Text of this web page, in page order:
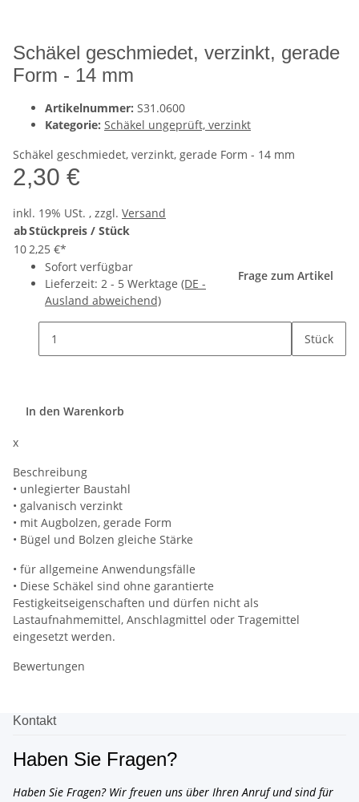
Schäkel geschmiedet, verzinkt, gerade
Form - 14 mm
Artikelnummer: S31.0600
Kategorie: Schäkel ungeprüft, verzinkt
Schäkel geschmiedet, verzinkt, gerade Form - 14 mm
2,30 €
inkl. 19% USt. , zzgl. Versand
abStückpreis / Stück
102,25 €*
Sofort verfügbar
Lieferzeit: 2 - 5 Werktage (DE -
Ausland abweichend)
Frage zum Artikel
Stück
In den Warenkorb
x
Beschreibung
• unlegierter Baustahl
• galvanisch verzinkt
• mit Augbolzen, gerade Form
• Bügel und Bolzen gleiche Stärke
• für allgemeine Anwendungsfälle
• Diese Schäkel sind ohne garantierte
Festigkeitseigenschaften und dürfen nicht als
Lastaufnahmemittel, Anschlagmittel oder Tragemittel
eingesetzt werden.
Bewertungen
Kontakt
Haben Sie Fragen?
Haben Sie Fragen? Wir freuen uns über Ihren Anruf und sind für